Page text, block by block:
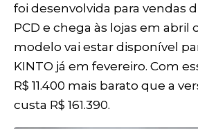
foi desenvolvida para vendas
PCD e chega às lojas em abril
modelo vai estar disponível
KINTO já em fevereiro. Com
R$ 11.400 mais barato que a
custa R$ 161.390.